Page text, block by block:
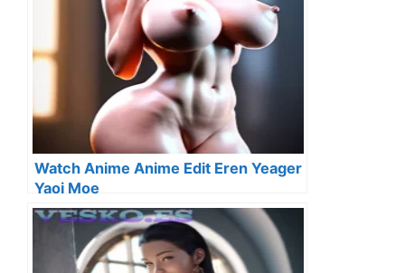
Watch Anime Anime Edit Eren Yeager
Yaoi Moe